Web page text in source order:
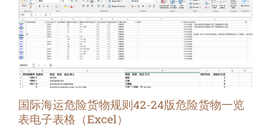
国际海运危险货物规则42-24版危险货物一览
表电子表格（Excel）